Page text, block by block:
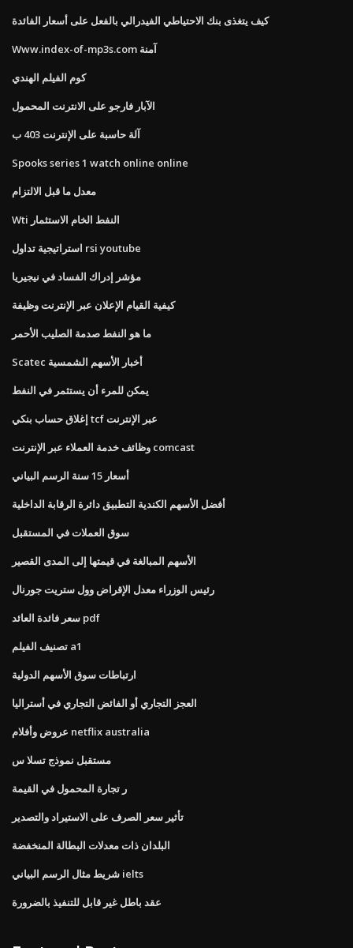
كيف يتغذى بنك الاحتياطي الفيدرالي بالفعل على أسعار الفائدة
Www.index-of-mp3s.com آمنة
كوم الفيلم الهندي
الآبار فارجو على الانترنت المحمول
آلة حاسبة على الإنترنت 403 ب
Spooks series 1 watch online online
معدل ما قبل الالتزام
Wti النفط الخام الاستثمار
استراتيجية تداول rsi youtube
مؤشر إدراك الفساد في نيجيريا
كيفية القيام الإعلان عبر الإنترنت وظيفة
ما هو النفط صدمة الصليب الأحمر
Scatec أخبار الأسهم الشمسية
يمكن للمرء أن يستثمر في النفط
إغلاق حساب بنكي tcf عبر الإنترنت
وظائف خدمة العملاء عبر الإنترنت comcast
أسعار 15 سنة الرسم البياني
أفضل الأسهم الكندية التطبيق دائرة الرقابة الداخلية
سوق العملات في المستقبل
الأسهم المبالغة في قيمتها إلى المدى القصير
رئيس الوزراء معدل الإقراض وول ستريت جورنال
سعر فائدة العائد pdf
تصنيف الفيلم a1
ارتباطات سوق الأسهم الدولية
العجز التجاري أو الفائض التجاري في أستراليا
عروض وأفلام netflix australia
مستقبل نموذج تسلا س
ر تجارة المحمول في القيمة
تأثير سعر الصرف على الاستيراد والتصدير
البلدان ذات معدلات البطالة المنخفضة
شريط مثال الرسم البياني ielts
عقد باطل غير قابل للتنفيذ بالضرورة